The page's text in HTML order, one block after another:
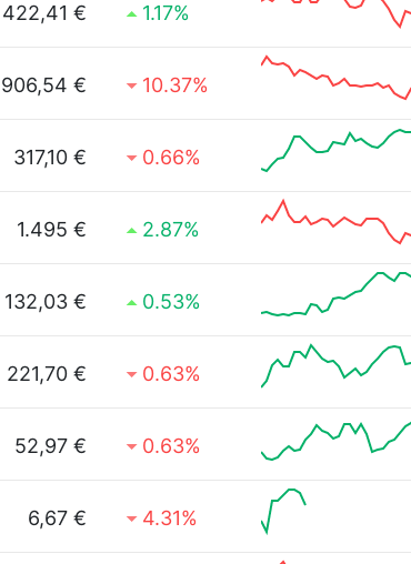
422,41 € 1.17%
906,54 € 10.37%
317,10 € 0.66%
1.495 € 2.87%
132,03 € 0.53%
221,70 € 0.63%
52,97 € 0.63%
6,67 € 4.31%